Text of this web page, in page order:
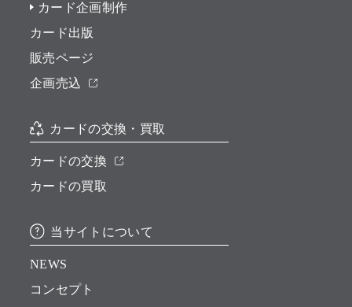
カード企画制作
カード出版
販売ページ
企画売込
カードの交換・買取
カードの交換
カードの買取
当サイトについて
NEWS
コンセプト